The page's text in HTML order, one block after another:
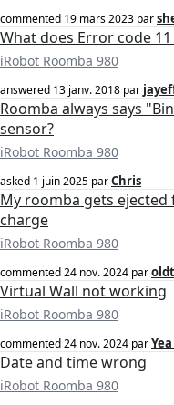
commented 19 mars 2023 par
What does Error code 11
iRobot Roomba 980
answered 13 janv. 2018 par
Roomba always says
sensor?
iRobot Roomba 980
asked 1 juin 2025 parChris
My roomba gets
charge
iRobot Roomba 980
commented24 nov. 2024 par
Virtual Wall not working
iRobot Roomba 980
commented24 nov. 2024 par
Date and time wrong
iRobot Roomba 980